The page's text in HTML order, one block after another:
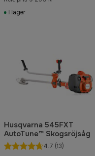
I lager
Husqvarna 545FXT
AutoTune™ Skogsröjsåg
4.7 (13)